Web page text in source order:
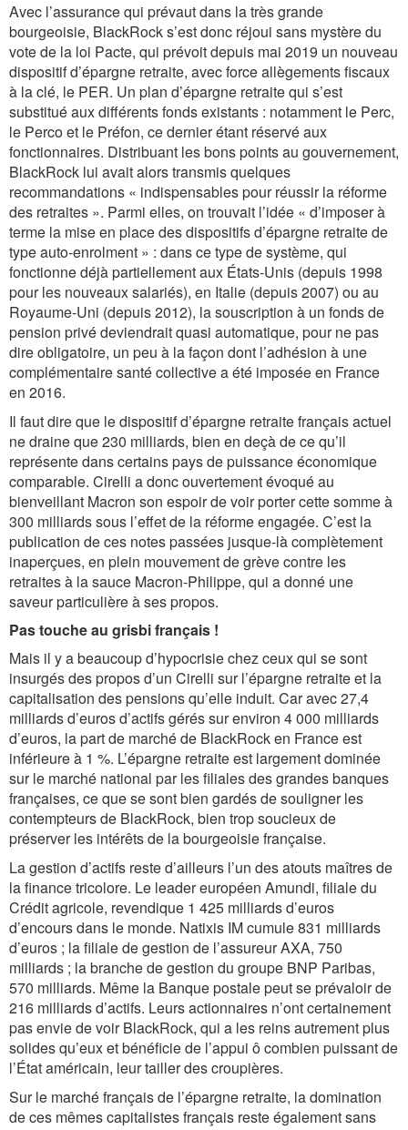
Avec l’assurance qui prévaut dans la très grande
bourgeoisie, BlackRock s’est donc réjoui sans mystère du
vote de la loi Pacte, qui prévoit depuis mai 2019 un nouveau
dispositif d’épargne retraite, avec force allègements fiscaux
à la clé, le PER. Un plan d’épargne retraite qui s’est
substitué aux différents fonds existants : notamment le Perc,
le Perco et le Préfon, ce dernier étant réservé aux
fonctionnaires. Distribuant les bons points au gouvernement,
BlackRock lui avait alors transmis quelques
recommandations « indispensables pour réussir la réforme
des retraites ». Parmi elles, on trouvait l’idée « d’imposer à
terme la mise en place des dispositifs d’épargne retraite de
type auto-enrolment » : dans ce type de système, qui
fonctionne déjà partiellement aux États-Unis (depuis 1998
pour les nouveaux salariés), en Italie (depuis 2007) ou au
Royaume-Uni (depuis 2012), la souscription à un fonds de
pension privé deviendrait quasi automatique, pour ne pas
dire obligatoire, un peu à la façon dont l’adhésion à une
complémentaire santé collective a été imposée en France
en 2016.
Il faut dire que le dispositif d’épargne retraite français actuel
ne draine que 230 milliards, bien en deçà de ce qu’il
représente dans certains pays de puissance économique
comparable. Cirelli a donc ouvertement évoqué au
bienveillant Macron son espoir de voir porter cette somme à
300 milliards sous l’effet de la réforme engagée. C’est la
publication de ces notes passées jusque-là complètement
inaperçues, en plein mouvement de grève contre les
retraites à la sauce Macron-Philippe, qui a donné une
saveur particulière à ses propos.
Pas touche au grisbi français !
Mais il y a beaucoup d’hypocrisie chez ceux qui se sont
insurgés des propos d’un Cirelli sur l’épargne retraite et la
capitalisation des pensions qu’elle induit. Car avec 27,4
milliards d’euros d’actifs gérés sur environ 4 000 milliards
d’euros, la part de marché de BlackRock en France est
inférieure à 1 %. L’épargne retraite est largement dominée
sur le marché national par les filiales des grandes banques
françaises, ce que se sont bien gardés de souligner les
contempteurs de BlackRock, bien trop soucieux de
préserver les intérêts de la bourgeoisie française.
La gestion d’actifs reste d’ailleurs l’un des atouts maîtres de
la finance tricolore. Le leader européen Amundi, filiale du
Crédit agricole, revendique 1 425 milliards d’euros
d’encours dans le monde. Natixis IM cumule 831 milliards
d’euros ; la filiale de gestion de l’assureur AXA, 750
milliards ; la branche de gestion du groupe BNP Paribas,
570 milliards. Même la Banque postale peut se prévaloir de
216 milliards d’actifs. Leurs actionnaires n’ont certainement
pas envie de voir BlackRock, qui a les reins autrement plus
solides qu’eux et bénéficie de l’appui ô combien puissant de
l’État américain, leur tailler des croupières.
Sur le marché français de l’épargne retraite, la domination
de ces mêmes capitalistes français reste également sans